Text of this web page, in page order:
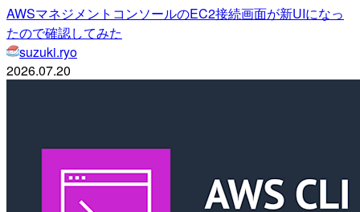
AWSマネジメントコンソールのEC2接続画面が新UIになっ
たので確認してみた
suzuki.ryo
2026.07.20